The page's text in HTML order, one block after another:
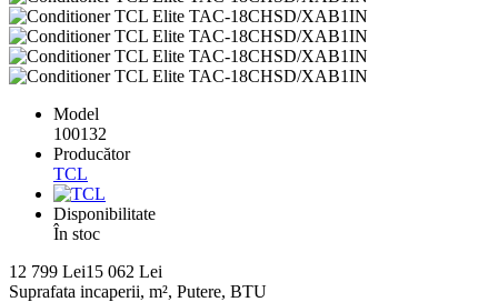
Model
100132
Producător
TCL
Disponibilitate
În stoc
12 799 Lei15 062 Lei
Suprafata incaperii, m², Putere, BTU